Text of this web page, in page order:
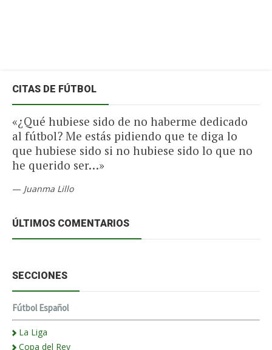
CITAS DE FÚTBOL
«¿Qué hubiese sido de no haberme dedicado
al fútbol? Me estás pidiendo que te diga lo
que hubiese sido si no hubiese sido lo que no
he querido ser…»
— Juanma Lillo
ÚLTIMOS COMENTARIOS
SECCIONES
Fútbol Español
La Liga
Copa del Rey